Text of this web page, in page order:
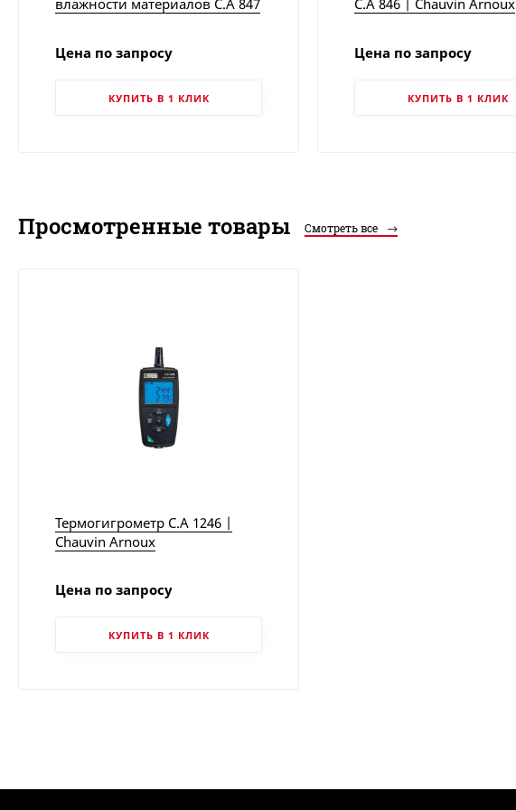
влажности материалов C.A 847
Цена по запросу
КУПИТЬ В 1 КЛИК
C.A 846 | Chauvin Arnoux
Цена по запросу
КУПИТЬ В 1 КЛИК
Просмотренные товары Смотреть все
Термогигрометр C.A 1246 |
Chauvin Arnoux
Цена по запросу
КУПИТЬ В 1 КЛИК